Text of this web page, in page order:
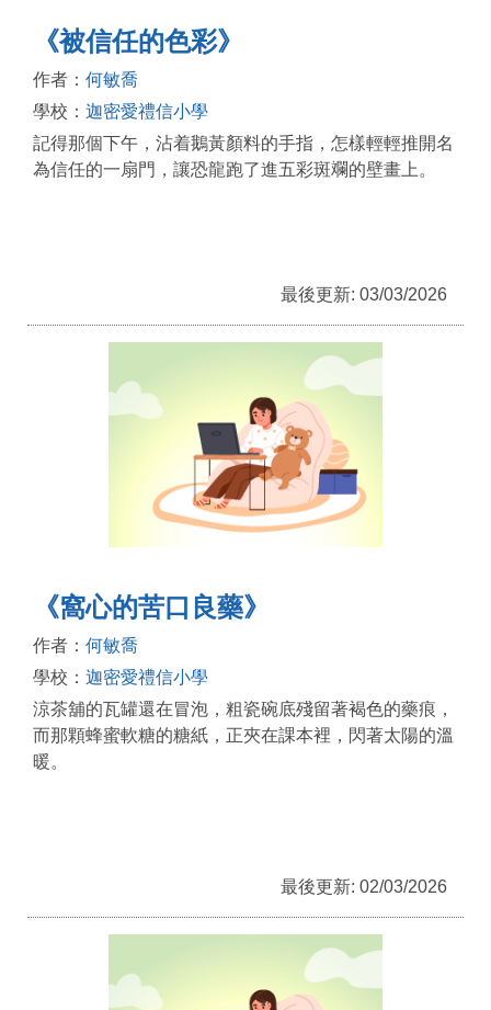
《被信任的色彩》
作者： 何敏喬
學校： 迦密愛禮信小學
記得那個下午，沾着鵝黃顏料的手指，怎樣輕輕推開名
為信任的一扇門，讓恐龍跑了進五彩斑斕的壁畫上。
最後更新: 03/03/2026
《窩心的苦口良藥》
作者： 何敏喬
學校： 迦密愛禮信小學
涼茶舖的瓦罐還在冒泡，粗瓷碗底殘留著褐色的藥痕，
而那顆蜂蜜軟糖的糖紙，正夾在課本裡，閃著太陽的溫
暖。
最後更新: 02/03/2026